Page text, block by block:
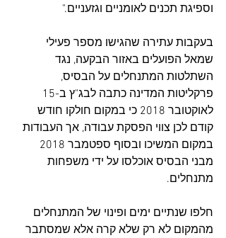
וספיגת תכנים לאומניים וגזעניים."
בעקבות עתירה שהגישו מספר פעילי
שמאל הפועלים באזור הבקעה, נגד
השתלטות המתנחלים על הבסיס,
לאוקטובר 2018 כי במקום חולקו חודש
קודם לכן צווי הפסקת עבודה, אך העבודות
מבני הבסיס אוכלסו על ידי משפחות
מתנחלים.
חלפו שנתיים ימים ופינוי של המתנחלים
מהמקום לא רק שלא קרה אלא שמסתבר